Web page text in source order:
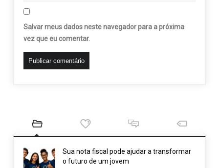
Salvar meus dados neste navegador para a próxima
vez que eu comentar.
Sua nota fiscal pode ajudar a transformar
o futuro de um jovem